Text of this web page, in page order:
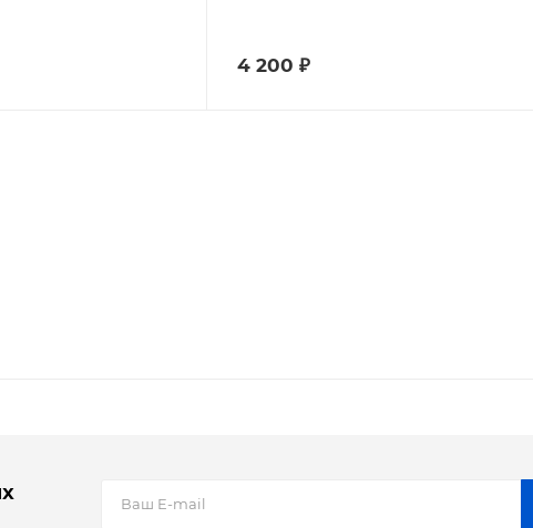
4 200 ₽